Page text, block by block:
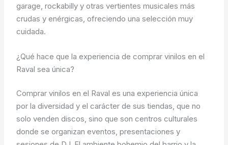
garage, rockabilly y otras vertientes musicales más
crudas y enérgicas, ofreciendo una selección muy
cuidada.
¿Qué hace que la experiencia de comprar vinilos en el
Raval sea única?
Comprar vinilos en el Raval es una experiencia única
por la diversidad y el carácter de sus tiendas, que no
solo venden discos, sino que son centros culturales
donde se organizan eventos, presentaciones y